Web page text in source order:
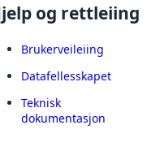
og rettleiing
Brukerveileiing
Datafellesskapet
Teknisk
dokumentasjon